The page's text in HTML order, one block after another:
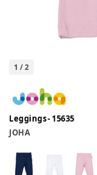
1 /2
Leggings - 15635
JOHA